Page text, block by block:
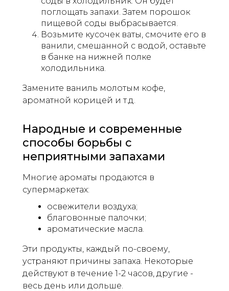
поглощать запахи. Затем порошок
пищевой соды выбрасывается.
Возьмите кусочек ваты, смочите его в
ванили, смешанной с водой, оставьте
в банке на нижней полке
холодильника.
Замените ваниль молотым кофе,
ароматной корицей и т.д.
Народные и современные
способы борьбы с
неприятными запахами
Многие ароматы продаются в
супермаркетах:
освежители воздуха;
благовонные палочки;
ароматические масла.
Эти продукты, каждый по-своему,
устраняют причины запаха. Некоторые
действуют в течение 1-2 часов, другие -
весь день или дольше.